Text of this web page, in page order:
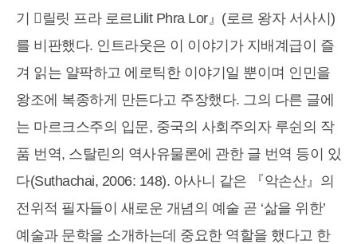
기 󰡔릴릿 프라 로르Lilit Phra Lor』(로르 왕자 서사시)
를 비판했다. 인트라웃은 이 이야기가 지배계급이 즐
겨 읽는 얄팍하고 에로틱한 이야기일 뿐이며 인민을
왕조에 복종하게 만든다고 주장했다. 그의 다른 글에
는 마르크스주의 입문, 중국의 사회주의자 루쉰의 작
품 번역, 스탈린의 역사유물론에 관한 글 번역 등이 있
다(Suthachai, 2006: 148). 아사니 같은 『악손산』의
전위적 필자들이 새로운 개념의 예술 곧 ‘삶을 위한’
예술과 문학을 소개하는데 중요한 역할을 했다고 한